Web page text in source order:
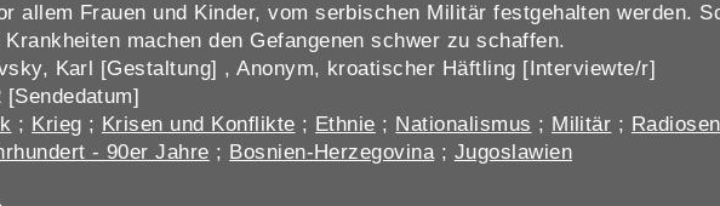
allem Frauen und Kinder, vom serbischen Militär festgehalten werden.
Krankheiten machen den Gefangenen schwer zu schaffen.
Karl [Gestaltung] , Anonym, kroatischer Häftling [Interviewte/r]
[Sendedatum]
; Krieg ; Krisen und Konflikte ; Ethnie ; Nationalismus ; Militär ;
- 90er Jahre ; Bosnien-Herzegovina; Jugoslawien